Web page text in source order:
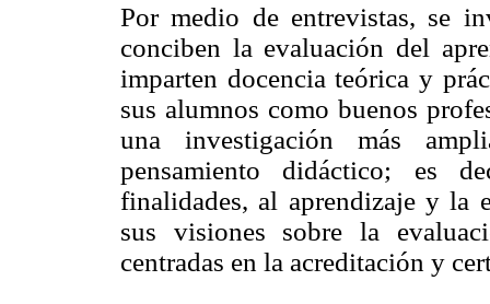
Por medio de entrevistas, se
conciben la evaluación del
imparten docencia teórica y
sus alumnos como buenos
una investigación más
pensamiento didáctico; es
finalidades, al aprendizaje y la
sus visiones sobre la
centradas en la acreditación y